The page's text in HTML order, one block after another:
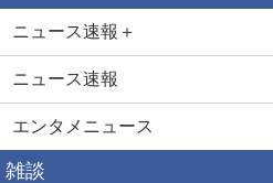
ニュース速報＋
ニュース速報
エンタメニュース
雑談